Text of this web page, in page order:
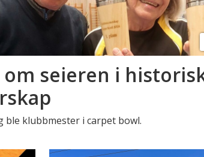
om seieren i
ble klubbmester i carpet bowl.